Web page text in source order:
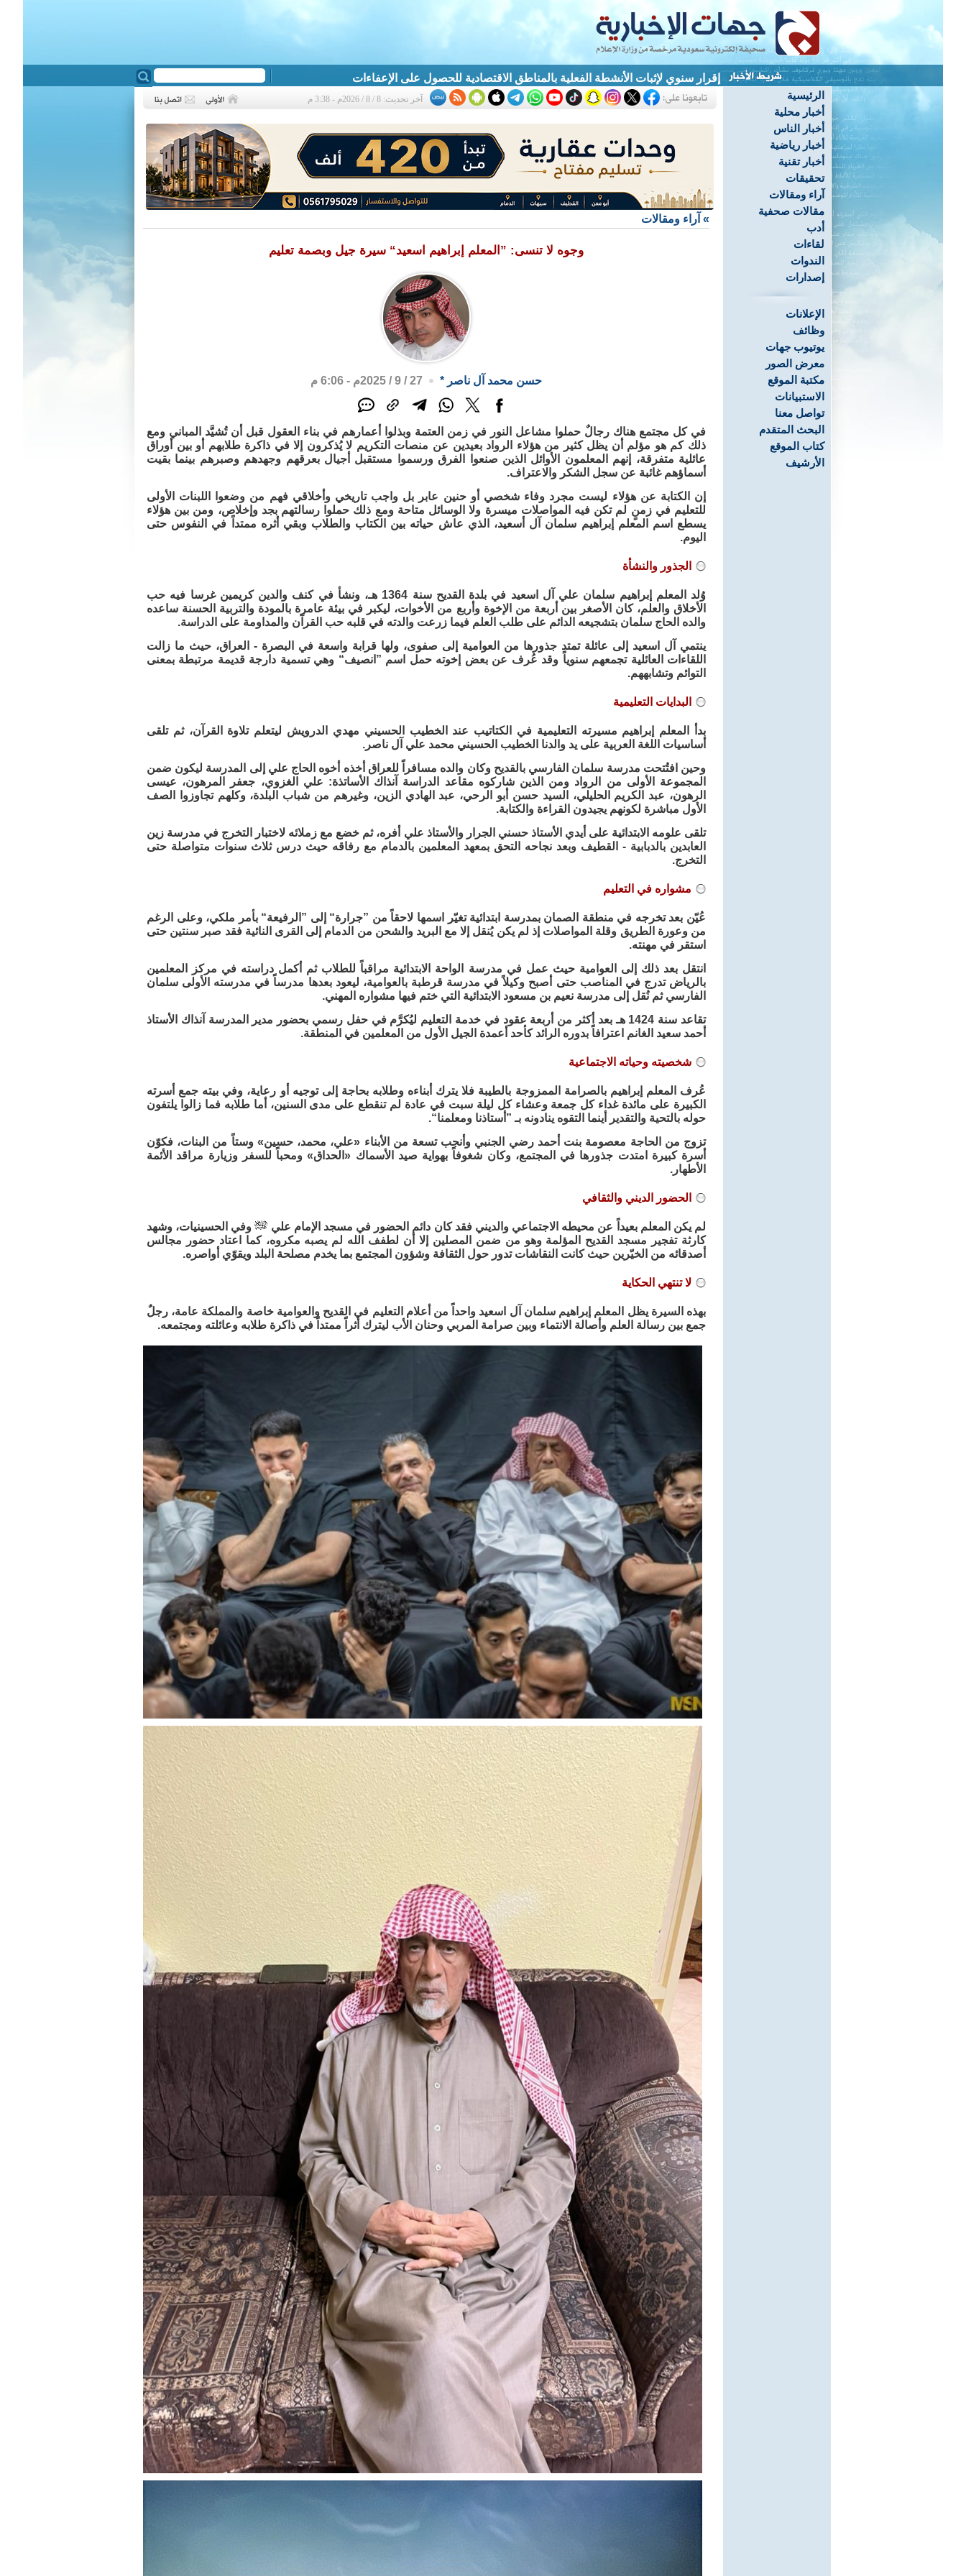
إقرار سنوي لإثبات الأنشطة الفعلية بالمناطق الاقتصادية للحصول على الإعفاءات
الرئيسية
أخبار محلية
أخبار الناس
أخبار رياضية
أخبار تقنية
تحقيقات
آراء ومقالات
مقالات صحفية
أدب
لقاءات
الندوات
إصدارات
الإعلانات
وظائف
يوتيوب جهات
معرض الصور
مكتبة الموقع
الاستبيانات
تواصل معنا
البحث المتقدم
كتاب الموقع
الأرشيف
آخر تحديث: 8 / 8 / 2026م - 3:38 م
❮
» آراء ومقالات
وجوه لا تنسى: ”المعلم إبراهيم اسعيد“ سيرة جيل وبصمة تعليم
حسن محمد آل ناصر * 27 / 9 / 2025م - 6:06 م
في كل مجتمع هناك رجالٌ حملوا مشاعل النور في زمن العتمة وبذلوا أعمارهم في بناء العقول قبل أن تُشيَّد المباني ومع
ذلك كم هو مؤلم أن يظل كثير من هؤلاء الرواد بعيدين عن منصات التكريم لا يُذكرون إلا في ذاكرة طلابهم أو بين أوراق
عائلية متفرقة، إنهم المعلمون الأوائل الذين صنعوا الفرق ورسموا مستقبل أجيال بعرقهم وجهدهم وصبرهم بينما بقيت
أسماؤهم غائبة عن سجل الشكر والاعتراف.
إن الكتابة عن هؤلاء ليست مجرد وفاء شخصي أو حنين عابر بل واجب تاريخي وأخلاقي فهم من وضعوا اللبنات الأولى
للتعليم في زمنٍ لم تكن فيه المواصلات ميسرة ولا الوسائل متاحة ومع ذلك حملوا رسالتهم بجد وإخلاص، ومن بين هؤلاء
يسطع اسم المعلم إبراهيم سلمان آل أسعيد، الذي عاش حياته بين الكتاب والطلاب وبقي أثره ممتداً في النفوس حتى
اليوم.
الجذور والنشأة
وُلد المعلم إبراهيم سلمان علي آل اسعيد في بلدة القديح سنة 1364 هـ، ونشأ في كنف والدين كريمين غرسا فيه حب
الأخلاق والعلم، كان الأصغر بين أربعة من الإخوة وأربع من الأخوات، ليكبر في بيئة عامرة بالمودة والتربية الحسنة ساعده
والده الحاج سلمان بتشجيعه الدائم على طلب العلم فيما زرعت والدته في قلبه حب القرآن والمداومة على الدراسة.
ينتمي آل اسعيد إلى عائلة تمتد جذورها من العوامية إلى صفوى، ولها قرابة واسعة في البصرة - العراق، حيث ما زالت
اللقاءات العائلية تجمعهم سنوياً وقد عُرف عن بعض إخوته حمل اسم ”انصيف“ وهي تسمية دارجة قديمة مرتبطة بمعنى
التوائم وتشابههم.
البدايات التعليمية
بدأ المعلم إبراهيم مسيرته التعليمية في الكتاتيب عند الخطيب الحسيني مهدي الدرويش ليتعلم تلاوة القرآن، ثم تلقى
أساسيات اللغة العربية على يد والدنا الخطيب الحسيني محمد علي آل ناصر.
وحين افتُتحت مدرسة سلمان الفارسي بالقديح وكان والده مسافراً للعراق أخذه أخوه الحاج علي إلى المدرسة ليكون ضمن
المجموعة الأولى من الرواد ومن الذين شاركوه مقاعد الدراسة آنذاك الأساتذة: علي الغزوي، جعفر المرهون، عيسى
الرهون، عبد الكريم الحليلي، السيد حسن أبو الرحي، عبد الهادي الزين، وغيرهم من شباب البلدة، وكلهم تجاوزوا الصف
الأول مباشرة لكونهم يجيدون القراءة والكتابة.
تلقى علومه الابتدائية على أيدي الأستاذ حسني الجرار والأستاذ علي أفره، ثم خضع مع زملائه لاختبار التخرج في مدرسة زين
العابدين بالدبابية - القطيف وبعد نجاحه التحق بمعهد المعلمين بالدمام مع رفاقه حيث درس ثلاث سنوات متواصلة حتى
التخرج.
مشواره في التعليم
عُيّن بعد تخرجه في منطقة الصمان بمدرسة ابتدائية تغيّر اسمها لاحقاً من ”جرارة“ إلى ”الرفيعة“ بأمر ملكي، وعلى الرغم
من وعورة الطريق وقلة المواصلات إذ لم يكن يُنقل إلا مع البريد والشحن من الدمام إلى القرى النائية فقد صبر سنتين حتى
استقر في مهنته.
انتقل بعد ذلك إلى العوامية حيث عمل في مدرسة الواحة الابتدائية مراقباً للطلاب ثم أكمل دراسته في مركز المعلمين
بالرياض تدرج في المناصب حتى أصبح وكيلاً في مدرسة قرطبة بالعوامية، ليعود بعدها مدرساً في مدرسته الأولى سلمان
الفارسي ثم نُقل إلى مدرسة نعيم بن مسعود الابتدائية التي ختم فيها مشواره المهني.
تقاعد سنة 1424 هـ بعد أكثر من أربعة عقود في خدمة التعليم ليُكرَّم في حفل رسمي بحضور مدير المدرسة آنذاك الأستاذ
أحمد سعيد الغانم اعترافاً بدوره الرائد كأحد أعمدة الجيل الأول من المعلمين في المنطقة.
شخصيته وحياته الاجتماعية
عُرف المعلم إبراهيم بالصرامة الممزوجة بالطيبة فلا يترك أبناءه وطلابه بحاجة إلى توجيه أو رعاية، وفي بيته جمع أسرته
الكبيرة على مائدة غداء كل جمعة وعشاء كل ليلة سبت في عادة لم تنقطع على مدى السنين، أما طلابه فما زالوا يلتفون
حوله بالتحية والتقدير أينما التقوه ينادونه بـ ”أستاذنا ومعلمنا“.
تزوج من الحاجة معصومة بنت أحمد رضي الجنبي وأنجب تسعة من الأبناء «علي، محمد، حسين» وستاً من البنات، فكوّن
أسرة كبيرة امتدت جذورها في المجتمع، وكان شغوفاً بهواية صيد الأسماك «الحداق» ومحباً للسفر وزيارة مراقد الأئمة
الأطهار.
الحضور الديني والثقافي
لم يكن المعلم بعيداً عن محيطه الاجتماعي والديني فقد كان دائم الحضور في مسجد الإمام علي
وفي الحسينيات، وشهد
كارثة تفجير مسجد القديح المؤلمة وهو من ضمن المصلين إلا أن لطفف الله لم يصبه مكروه، كما اعتاد حضور مجالس
أصدقائه من الخيّرين حيث كانت النقاشات تدور حول الثقافة وشؤون المجتمع بما يخدم مصلحة البلد ويقوّي أواصره.
لا تنتهي الحكاية
بهذه السيرة يظل المعلم إبراهيم سلمان آل اسعيد واحداً من أعلام التعليم في القديح والعوامية خاصة والمملكة عامة، رجلٌ
جمع بين رسالة العلم وأصالة الانتماء وبين صرامة المربي وحنان الأب ليترك أثراً ممتداً في ذاكرة طلابه وعائلته ومجتمعه.